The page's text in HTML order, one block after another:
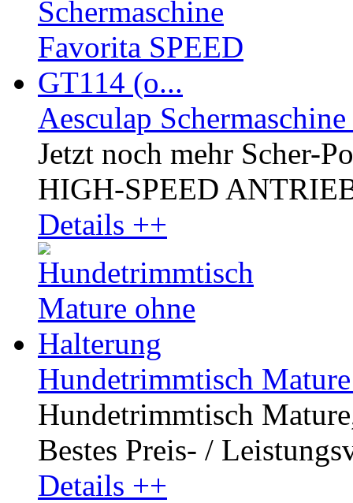
Aesculap
Jetzt noch mehr Scher-
HIGH-SPEED
Details ++
Hundetrimmtisch
Hundetrimmtisch
Bestes Preis- /
Details ++